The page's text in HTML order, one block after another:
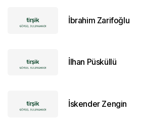
İbrahim Zarifoğlu
İlhan Püsküllü
İskender Zengin